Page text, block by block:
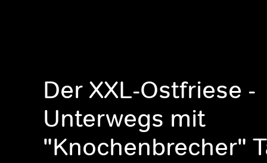
Der XXL-Ostfriese -
Unterwegs mit
"Knochenbrecher"